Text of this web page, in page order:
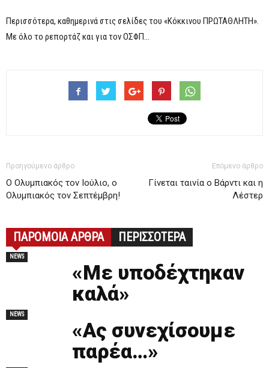
Περισσότερα, καθημερινά στις σελίδες του «Κόκκινου ΠΡΩΤΑΘΛΗΤΗ».
Με όλο το ρεπορτάζ και για τον ΟΣΦΠ…
Προηγούμενο άρθρο
Ο Ολυμπιακός τον Ιούλιο, ο
Ολυμπιακός τον Σεπτέμβρη!
Επόμενο άρθρο
Γίνεται ταινία ο Βάρντι και η
Λέστερ
ΠΑΡΟΜΟΙΑ ΑΡΘΡΑ ΠΕΡΙΣΣΟΤΕΡΑ
NEWS
«Με υποδέχτηκαν
καλά»
NEWS
«Ας συνεχίσουμε
παρέα…»